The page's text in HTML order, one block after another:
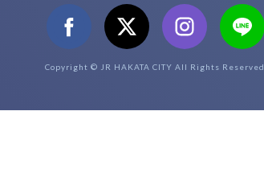
Copyright © JR HAKATA CITY All Rights Reserved.